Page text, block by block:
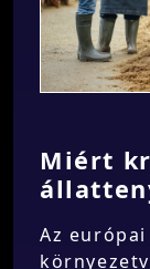
Miért
Az